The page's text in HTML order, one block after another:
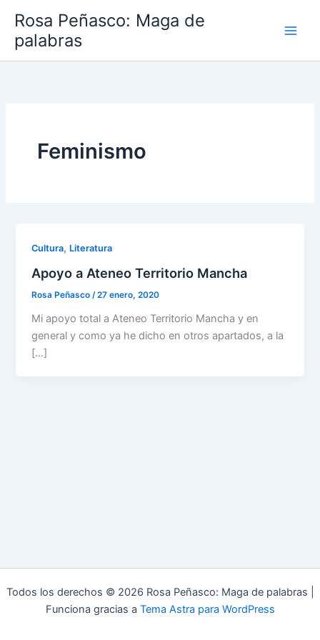
contenido
Rosa Peñasco: Maga de
palabras
Feminismo
Cultura, Literatura
Apoyo a Ateneo Territorio Mancha
Rosa Peñasco /27 enero, 2020
Mi apoyo total a Ateneo Territorio Mancha y en
general y como ya he dicho en otros apartados, a la
[…]
Todos los derechos © 2026 Rosa Peñasco: Maga de palabras |
Funciona gracias a Tema Astra para WordPress